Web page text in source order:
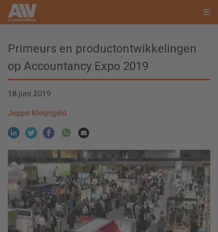
Primeurs en productontwikkelingen
op Accountancy Expo 2019
18 juni 2019
Jeppe Kleijngeld